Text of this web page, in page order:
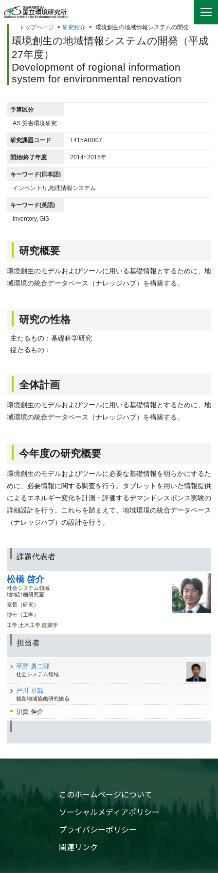
トップページ > 研究紹介 > 環境創生の地域情報システムの開発
環境創生の地域情報システムの開発（平成
27年度）
Development of regional information
system for environmental renovation
予算区分
AS 災害環境研究
研究課題コード 1415AR007
開始/終了年度 2014~2015年
キーワード(日本語)
インベントリ,地理情報システム
キーワード(英語)
inventory, GIS
研究概要
環境創生のモデルおよびツールに用いる基礎情報とするために、地
域環境の統合データベース（ナレッジハブ）を構築する。
研究の性格
主たるもの：基礎科学研究
従たるもの：
全体計画
環境創生のモデルおよびツールに用いる基礎情報とするために、地
域環境の統合データベース（ナレッジハブ）を構築する。
今年度の研究概要
環境創生のモデルおよびツールに必要な基礎情報を明らかにするた
めに、必要情報に関する調査を行う。タブレットを用いた情報提供
によるエネルギー変化を計測・評価するデマンドレスポンス実験の
詳細設計を行う。これらを踏まえて、地域環境の統合データベース
（ナレッジハブ）の設計を行う。
課題代表者
松橋 啓介
社会システム領域
地域計画研究室
室長（研究）
博士（工学）
工学,土木工学,建築学
担当者
平野 勇二郎
社会システム領域
戸川 卓哉
福島地域協働研究拠点
須賀 伸介
このホームページについて
ソーシャルメディアポリシー
プライバシーポリシー
関連リンク